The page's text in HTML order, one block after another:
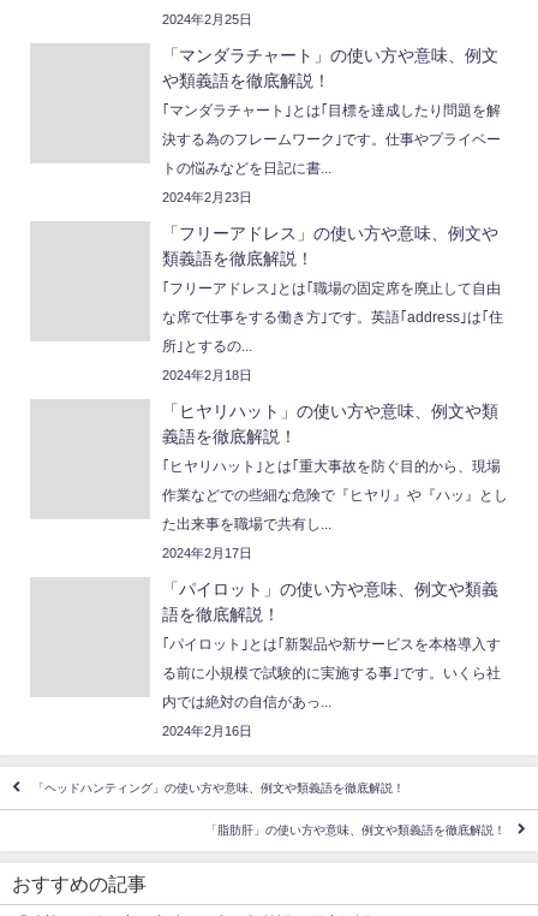
2024年2月25日
「マンダラチャート」の使い方や意味、例文
や類義語を徹底解説！
｢マンダラチャート｣とは｢目標を達成したり問題を解
決する為のフレームワーク｣です。仕事やプライベー
トの悩みなどを日記に書...
2024年2月23日
「フリーアドレス」の使い方や意味、例文や
類義語を徹底解説！
｢フリーアドレス｣とは｢職場の固定席を廃止して自由
な席で仕事をする働き方｣です。英語｢address｣は｢住
所｣とするの...
2024年2月18日
「ヒヤリハット」の使い方や意味、例文や類
義語を徹底解説！
｢ヒヤリハット｣とは｢重大事故を防ぐ目的から、現場
作業などでの些細な危険で『ヒヤリ』や『ハッ』とし
た出来事を職場で共有し...
2024年2月17日
「パイロット」の使い方や意味、例文や類義
語を徹底解説！
｢パイロット｣とは｢新製品や新サービスを本格導入す
る前に小規模で試験的に実施する事｣です。いくら社
内では絶対の自信があっ...
2024年2月16日
「ヘッドハンティング」の使い方や意味、例文や類義語を徹底解説！
「脂肪肝」の使い方や意味、例文や類義語を徹底解説！
おすすめの記事